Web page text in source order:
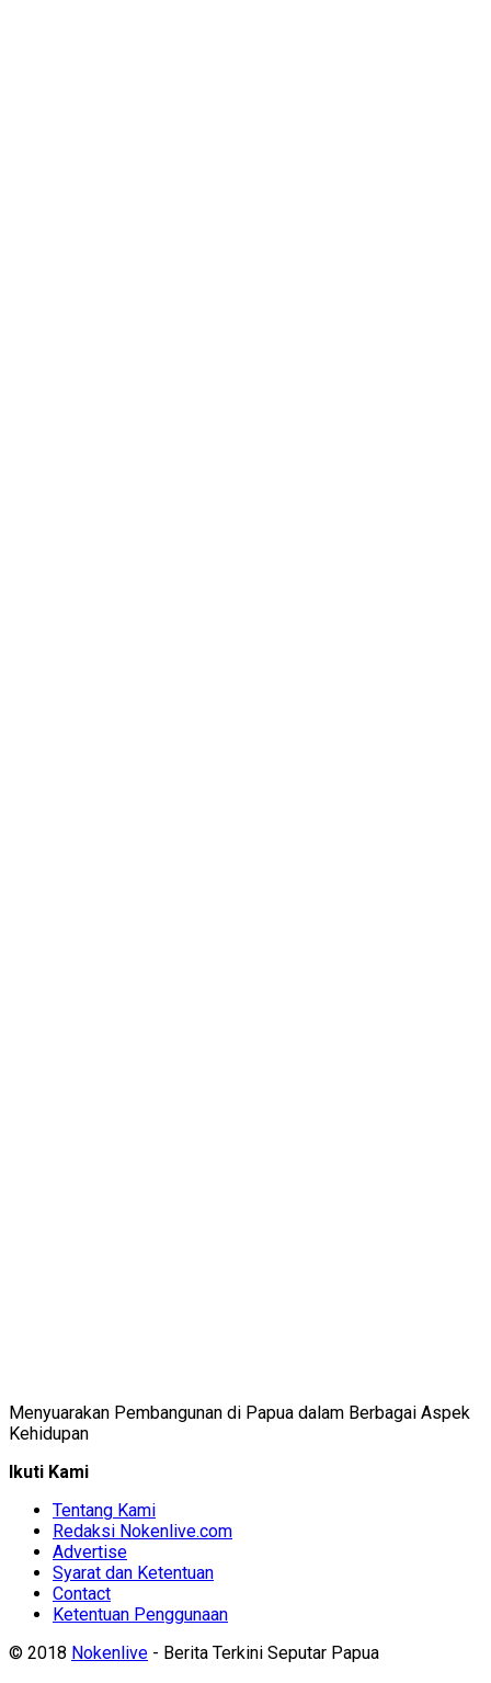
Menyuarakan Pembangunan di Papua dalam Berbagai Aspek
Kehidupan
Ikuti Kami
Tentang Kami
Redaksi Nokenlive.com
Advertise
Syarat dan Ketentuan
Contact
Ketentuan Penggunaan
© 2018 Nokenlive - Berita Terkini Seputar Papua